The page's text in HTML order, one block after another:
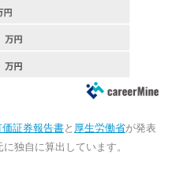
価証券報告書と 厚生労働省が発表
に独自に算出しています。